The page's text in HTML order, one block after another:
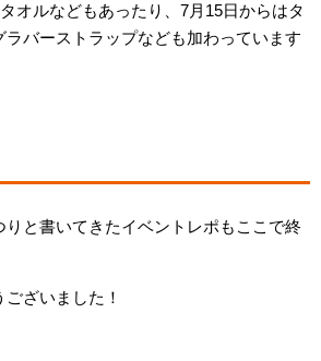
オルなどもあったり、7月15日からはタ
ラバーストラップなども加わっています
りと書いてきたイベントレポもここで終
ざいました！